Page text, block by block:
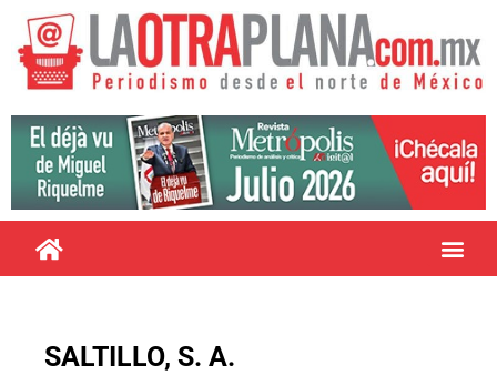
SALTILLO, S. A.